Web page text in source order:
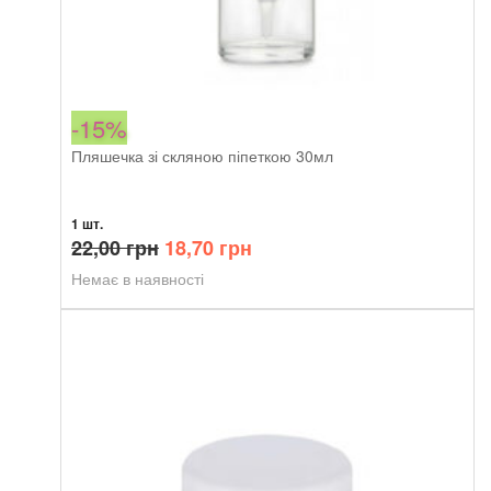
-15%
Пляшечка зі скляною піпеткою 30мл
1 шт.
22,00грн Оригінальна
ціна:
18,70 грн
Немає в наявності